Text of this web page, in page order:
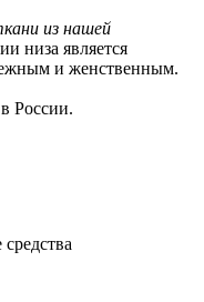
из нашей
низа является
и женственным.
России.